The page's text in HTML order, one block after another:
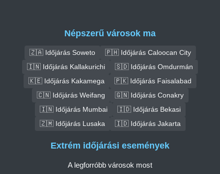
Népszerű városok ma
🇿🇦 Időjárás Soweto
🇵🇭 Időjárás Caloocan City
🇮🇳 Időjárás Kallakurichi
🇸🇩 Időjárás Omdurmán
🇰🇪 Időjárás Kakamega
🇵🇰 Időjárás Faisalabad
🇨🇳 Időjárás Weifang
🇬🇳 Időjárás Conakry
🇮🇳 Időjárás Mumbai
🇮🇩 Időjárás Bekasi
🇿🇲 Időjárás Lusaka
🇮🇩 Időjárás Jakarta
Extrém időjárási események
A legforróbb városok most